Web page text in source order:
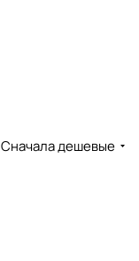
Сначала дешевые